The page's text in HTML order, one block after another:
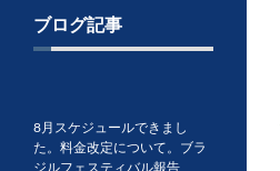
ブログ記事
8月スケジュールできまし
た。料金改定について。ブラ
ジルフェスティバル報告